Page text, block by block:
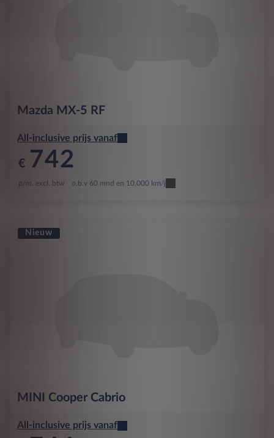
Mazda MX-5 RF
All-inclusive prijs vanaf
€ 742
p/m. excl. btw o.b.v 60 mnd en 10,000 km/j
Nieuw
MINI Cooper Cabrio
All-inclusive prijs vanaf